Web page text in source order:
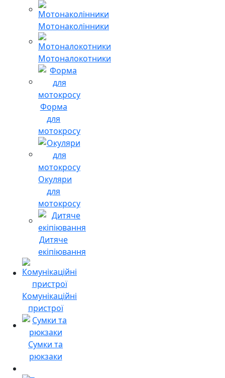
Мотонаколінники
Мотоналокотники
Форма
для
мотокросу
Окуляри
для
мотокросу
Дитяче
екіпіювання
Комунікаційні
пристрої
Сумки та
рюкзаки